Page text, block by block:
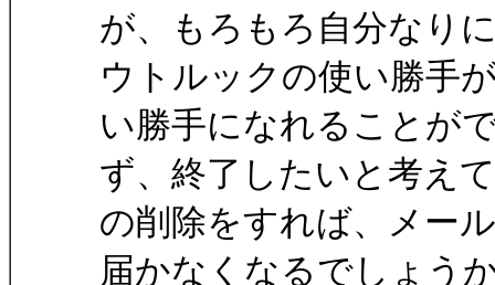
が、もろもろ自分なり
ウトルックの使い勝手
い勝手になれることが
ず、終了したいと考え
の削除をすれば、メー
届かなくなるでしょう